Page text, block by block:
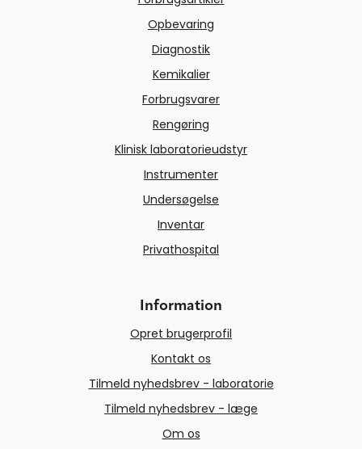
Opbevaring
Diagnostik
Kemikalier
Forbrugsvarer
Rengøring
Klinisk laboratorieudstyr
Instrumenter
Undersøgelse
Inventar
Privathospital
Information
Opret brugerprofil
Kontakt os
Tilmeld nyhedsbrev - laboratorie
Tilmeld nyhedsbrev - læge
Om os